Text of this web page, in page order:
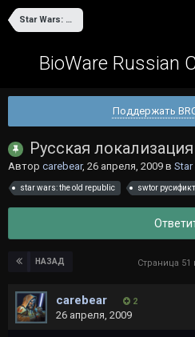
Star Wars: The Old Republic
BioWare Russian
Поддержать
Русская
Автор carebear, 26 апреля, 2009 в Star
star wars: the old republic swtor
НАЗАД Страница 51
carebear 2
26 апреля, 2009